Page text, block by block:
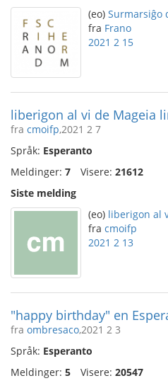
(eo) Surmarsiĝo
fra Frano
2021 2 15
liberigon al vi de Mageia
fra cmoifp,2021 2 7
Språk: Esperanto
Meldinger: 7 Visere: 21612
Siste melding
(eo) liberigon al
fra cmoifp
2021 2 13
"happy birthday" en
fra ombresaco,2021 2 3
Språk: Esperanto
Meldinger: 5 Visere: 20547